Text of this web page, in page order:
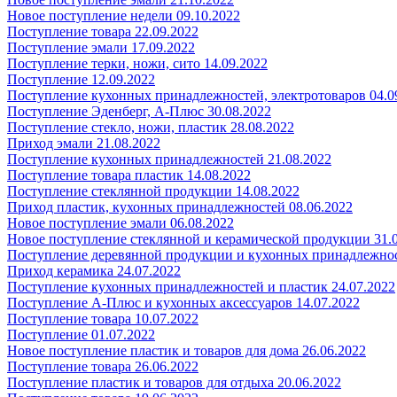
Новое поступление недели 09.10.2022
Поступление товара 22.09.2022
Поступление эмали 17.09.2022
Поступление терки, ножи, сито 14.09.2022
Поступление 12.09.2022
Поступление кухонных принадлежностей, электротоваров
Поступление Эденберг, А-Плюс 30.08.2022
Поступление стекло, ножи, пластик 28.08.2022
Приход эмали 21.08.2022
Поступление кухонных принадлежностей 21.08.2022
Поступление товара пластик 14.08.2022
Поступление стеклянной продукции 14.08.2022
Приход пластик, кухонных принадлежностей 08.06.2022
Новое поступление эмали 06.08.2022
Новое поступление стеклянной и керамической продукции
Поступление деревянной продукции и кухонных
Приход керамика 24.07.2022
Поступление кухонных принадлежностей и пластик 24.07.2022
Поступление А-Плюс и кухонных аксессуаров 14.07.2022
Поступление товара 10.07.2022
Поступление 01.07.2022
Новое поступление пластик и товаров для дома 26.06.2022
Поступление товара 26.06.2022
Поступление пластик и товаров для отдыха 20.06.2022